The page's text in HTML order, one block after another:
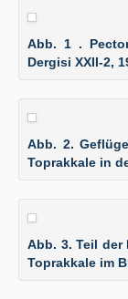
Abb. 1 .
Dergisi XXII-2,
Abb. 2.
Toprakkale in
Abb. 3. Teil der
Toprakkale im